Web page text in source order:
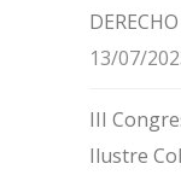
13/07/
III
Ilustre